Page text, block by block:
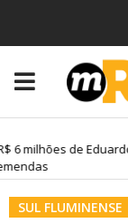
milhões de Eduardo
SUL FLUMINENSE